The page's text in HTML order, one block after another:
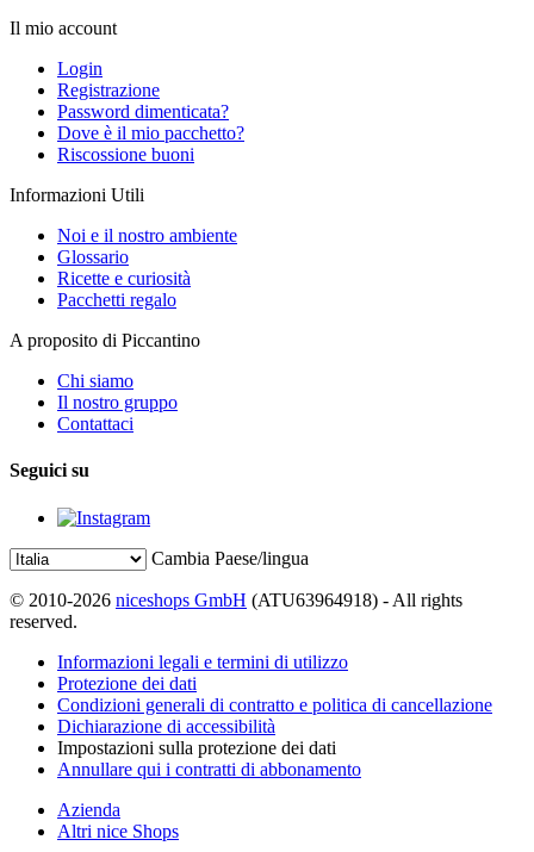
Il mio account
Login
Registrazione
Password dimenticata?
Dove è il mio pacchetto?
Riscossione buoni
Informazioni Utili
Noi e il nostro ambiente
Glossario
Ricette e curiosità
Pacchetti regalo
A proposito di Piccantino
Chi siamo
Il nostro gruppo
Contattaci
Seguici su
Cambia Paese/lingua
© 2010-2026 niceshops GmbH (ATU63964918) - All rights
reserved.
Informazioni legali e termini di utilizzo
Protezione dei dati
Condizioni generali di contratto e politica di cancellazione
Dichiarazione di accessibilità
Impostazioni sulla protezione dei dati
Annullare qui i contratti di abbonamento
Azienda
Altri nice Shops